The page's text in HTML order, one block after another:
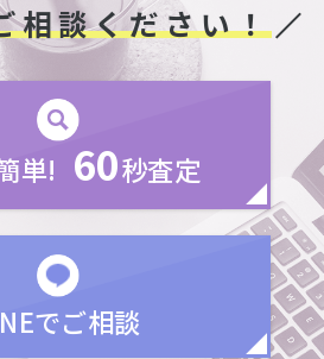
相談ください！
単! 60秒査定
でご相談